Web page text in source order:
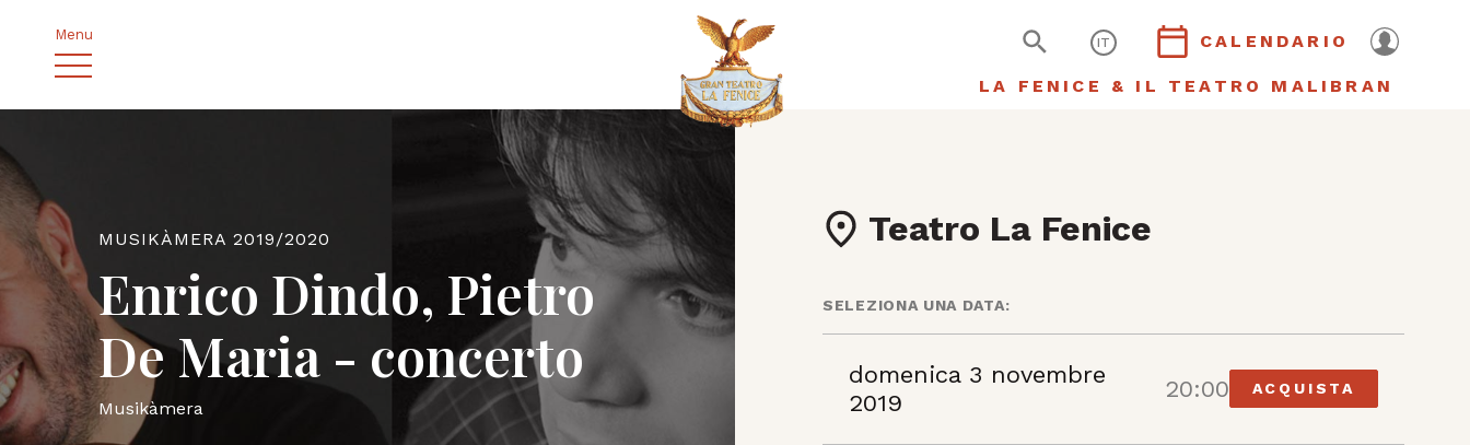
Menu IT CALENDARIO
LA FENICE & IL TEATRO MALIBRAN
MUSIKÀMERA 2019/2020
Enrico Dindo, Pietro
De Maria - concerto
Musikàmera
Teatro La Fenice
SELEZIONA UNA DATA:
domenica 3 novembre
2019
20:00 ACQUISTA